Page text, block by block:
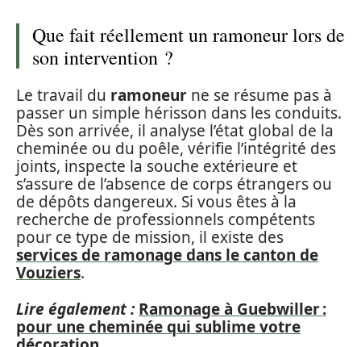
Que fait réellement un ramoneur lors de
son intervention ?
Le travail du ramoneur ne se résume pas à
passer un simple hérisson dans les conduits.
Dès son arrivée, il analyse l’état global de la
cheminée ou du poêle, vérifie l’intégrité des
joints, inspecte la souche extérieure et
s’assure de l’absence de corps étrangers ou
de dépôts dangereux. Si vous êtes à la
recherche de professionnels compétents
pour ce type de mission, il existe des
services de ramonage dans le canton de
Vouziers.
Lire également : Ramonage à Guebwiller :
pour une cheminée qui sublime votre